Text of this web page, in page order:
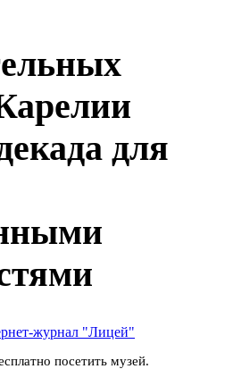
для
журнал "Лицей"
посетить музей.